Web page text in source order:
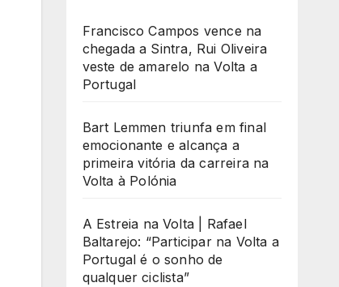
Francisco Campos vence na
chegada a Sintra, Rui Oliveira
veste de amarelo na Volta a
Portugal
Bart Lemmen triunfa em final
emocionante e alcança a
primeira vitória da carreira na
Volta à Polónia
A Estreia na Volta | Rafael
Baltarejo: “Participar na Volta a
Portugal é o sonho de
qualquer ciclista”